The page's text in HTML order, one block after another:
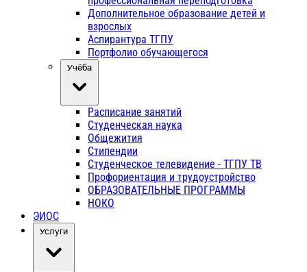
Дополнительное образование детей и
взрослых
Аспирантура ТГПУ
Портфолио обучающегося
Учёба
Расписание занятий
Студенческая наука
Общежития
Стипендии
Студенческое телевидение - ТГПУ ТВ
Профориентация и трудоустройство
ОБРАЗОВАТЕЛЬНЫЕ ПРОГРАММЫ
НОКО
ЭИОС
Услуги